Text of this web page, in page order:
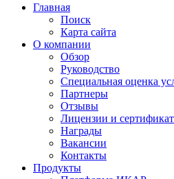
Главная
Поиск
Карта сайта
О компании
Обзор
Руководство
Специальная оценка
Партнеры
Отзывы
Лицензии и
Награды
Вакансии
Контакты
Продукты